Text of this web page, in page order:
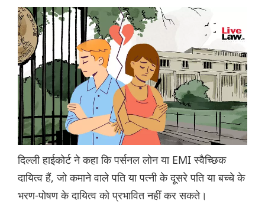
दिल्ली हाईकोर्ट ने कहा कि पर्सनल लोन या EMI स्वैच्छिक
दायित्व हैं, जो कमाने वाले पति या पत्नी के दूसरे पति या बच्चे के
भरण-पोषण के दायित्व को प्रभावित नहीं कर सकते।